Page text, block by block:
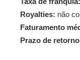
Royalties: não
Faturamento
Prazo de